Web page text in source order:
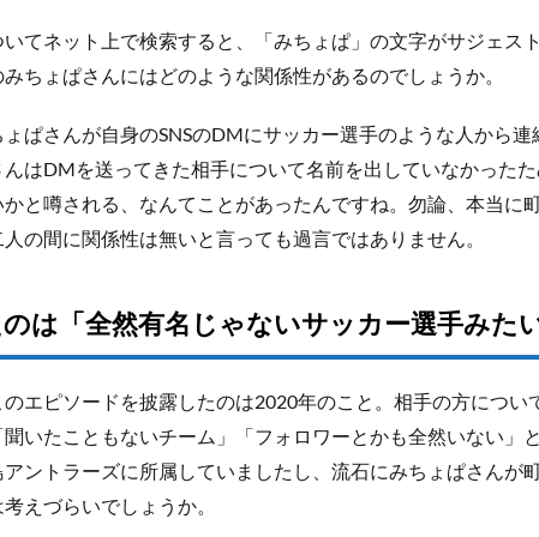
てネット上で検索すると、「みちょぱ」の文字がサジェス
ちょぱさんにはどのような関係性があるのでしょうか。
ぱさんが自身のSNSのDMにサッカー選手のような人から
んはDMを送ってきた相手について名前を出していなかった
と噂される、なんてことがあったんですね。勿論、本当に
の間に関係性は無いと言っても過言ではありません。
は「全然有名じゃないサッカー選手みた
エピソードを披露したのは2020年のこと。相手の方につい
いたこともないチーム」「フォロワーとかも全然いない」
ントラーズに所属していましたし、流石にみちょぱさんが
えづらいでしょうか。